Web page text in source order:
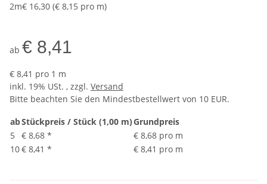
2m€ 16,30 (€ 8,15 pro m)
ab € 8,41
€ 8,41 pro 1 m
inkl. 19% USt. , zzgl. Versand
Bitte beachten Sie den Mindestbestellwert von 10 EUR.
abStückpreis / Stück (1,00 m)Grundpreis
5
€ 8,68 *
€ 8,68 pro m
10€ 8,41 * € 8,41 pro m